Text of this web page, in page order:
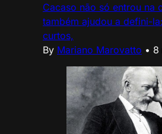
Cacaso não só entrou na
também ajudou a defini-
curtos,
By Mariano Marovatto • 8